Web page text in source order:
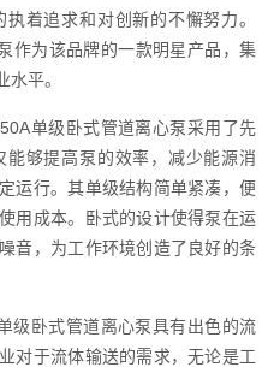
着追求和对创新的不懈努力。
作为该品牌的一款明星产品，集
平。
单级卧式管道离心泵采用了先
够提高泵的效率，减少能源消
运行。其单级结构简单紧凑，便
用成本。卧式的设计使得泵在运
音，为工作环境创造了良好的条
级卧式管道离心泵具有出色的流
对于流体输送的需求，无论是工